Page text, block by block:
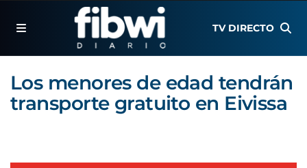
TV DIRECTO
Los menores de edad tendrán
transporte gratuito en Eivissa